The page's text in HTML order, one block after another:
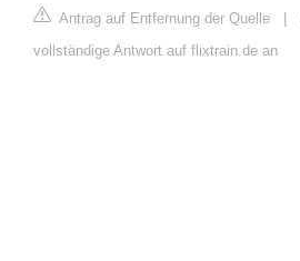
Antrag auf Entfernung der Quelle |
vollständige Antwort auf flixtrain.de an